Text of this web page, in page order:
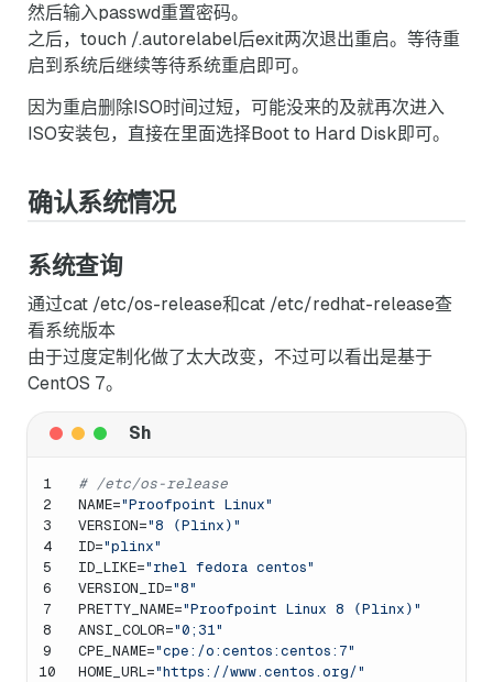
然后输入passwd重置密码。
之后，touch /.autorelabel后exit两次退出重启。等待重
启到系统后继续等待系统重启即可。
因为重启删除ISO时间过短，可能没来的及就再次进入
ISO安装包，直接在里面选择Boot to Hard Disk即可。
确认系统情况
系统查询
通过cat /etc/os-release和cat /etc/redhat-release查
看系统版本
由于过度定制化做了太大改变，不过可以看出是基于
CentOS 7。
1
2
3
4
5
6
7
8
9
10
# /etc/os-release
NAME="Proofpoint Linux"
VERSION="8 (Plinx)"
ID="plinx"
ID_LIKE="rhel fedora centos"
VERSION_ID="8"
PRETTY_NAME="Proofpoint Linux 8 (Plinx)"
ANSI_COLOR="0;31"
CPE_NAME="cpe:/o:centos:centos:7"
HOME_URL="https://www.centos.org/"